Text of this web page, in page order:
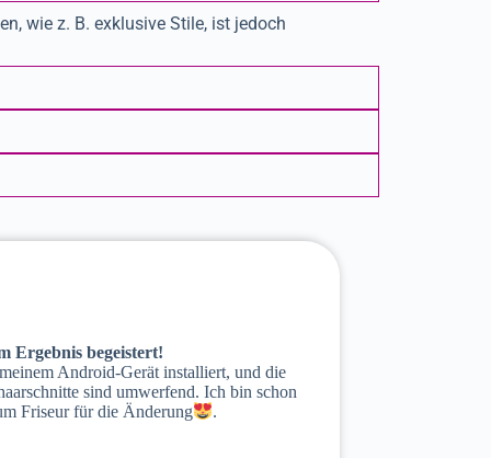
wie z. B. exklusive Stile, ist jedoch
Ergebnis begeistert!
Android-Gerät installiert, und die
sind umwerfend. Ich bin schon
Friseur für die Änderung
.